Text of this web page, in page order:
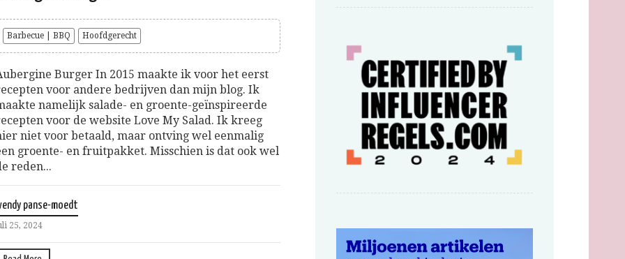
Barbecue | BBQ Hoofdgerecht
Burger In 2015 maakte ik voor het eerst
voor andere bedrijven dan mijn blog. Ik
namelijk salade- en groente-geïnspireerde
voor de website Love My Salad. Ik kreeg
niet voor betaald, maar ontving wel eenmalig
groente- en fruitpakket. Misschien is dat ook wel
reden...
panse-moedt
25, 2024